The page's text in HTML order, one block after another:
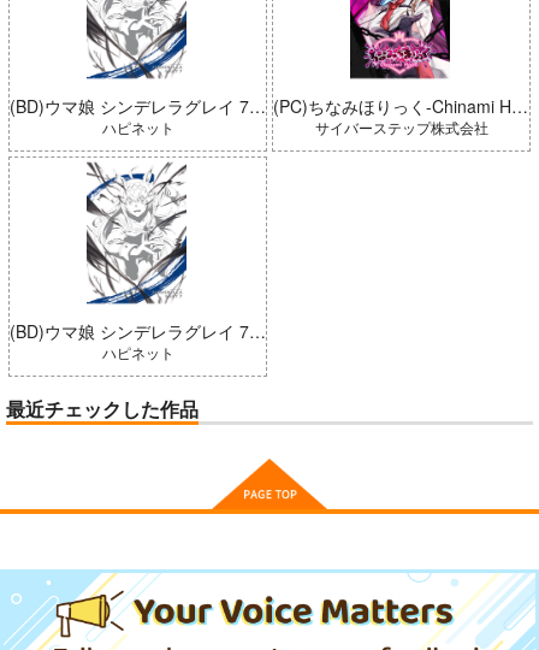
(BD)ウマ娘 シンデレラグレイ 7 豪華版 (とらのあな限定版)
ハピネット
(BD)ウマ娘 シンデレラグレイ 7 豪華版
ハピネット
(PC)ちなみほりっく-Chinami Holic 特典付き 限定ボックス
サイバーステップ株式会社
最近チェックした作品